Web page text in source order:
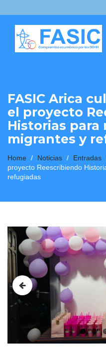
FASIC Arica
el proyecto
Historias para
migrantes y
Home / Noticias / Entradas
proyecto Reescribiendo
refugiadas
Previous